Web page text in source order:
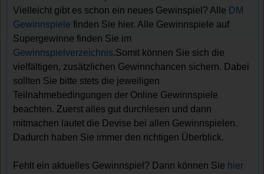
Vielleicht gibt es schon ein neues Gewinspiel? Alle DM
Gewinnspiele finden Sie hier. Alle Gewinnspiele auf
Supergewinne finden Sie im
Gewinnspielverzeichnis.Somit können Sie sich die
vielfältigen, zusätzlichen Gewinnchancen sichern. Dabei
sollten Sie bitte stets die jeweiligen
Teilnahmebedingungen der Online Gewinnspiele
beachten. Zuerst alles gut durchlesen und dann
mitmachen lautet die Devise bei allen Gewinnspielen.
Dadurch haben Sie immer den richtigen Überblick.
Fehlt ein aktuelles Gewinnspiel? Dann können Sie hier